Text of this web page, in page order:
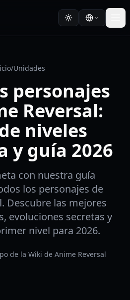
/Unidades
personajes
Reversal:
niveles
y guía 2026
con nuestra guía
los personajes de
Descubre las mejores
evoluciones secretas y
nivel para 2026.
de la Wiki de Anime Reversal